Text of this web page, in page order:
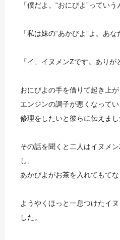
「僕だよ。“おにびよ”っていう
「私は妹の“あかびよ”よ。あな
「イ、イヌメンZです。ありが
おにびよの手を借りて起き上が
エンジンの調子が悪くなって
修理をしたいと彼らに伝えまし
その話を聞くと二人はイヌメ
し、
あかびよがお茶を入れてもてな
ようやくほっと一息つけたイ
した。